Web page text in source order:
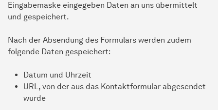
Eingabemaske eingegeben Daten an uns übermittelt
und gespeichert.
Nach der Absendung des Formulars werden zudem
folgende Daten gespeichert:
Datum und Uhrzeit
URL, von der aus das Kontaktformular abgesendet
wurde